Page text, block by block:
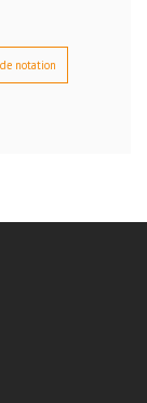
notation